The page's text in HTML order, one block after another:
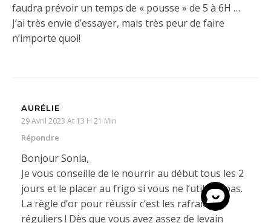
faudra prévoir un temps de « pousse » de 5 à 6H …
J’ai très envie d’essayer, mais très peur de faire
n’importe quoi!
AURÉLIE
29 Avril 2023 At 13 H 21 Min
Répondre
Bonjour Sonia,
Je vous conseille de le nourrir au début tous les 2
jours et le placer au frigo si vous ne l’utilisez pas.
La règle d’or pour réussir c’est les rafraichis
réguliers ! Dès que vous avez assez de levain